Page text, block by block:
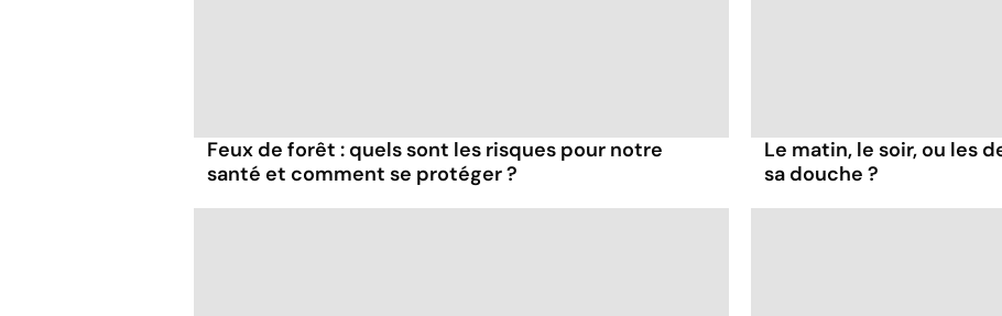
Feux de forêt : quels sont les risques pour notre
santé et comment se protéger ?
Le matin, le soir, ou les
sa douche ?